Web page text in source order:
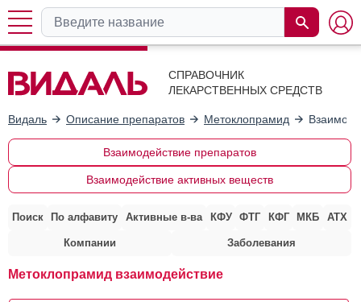
СПРАВОЧНИК
ЛЕКАРСТВЕННЫХ СРЕДСТВ
Видаль Описание препаратов Метоклопрамид
Взаимодействие препаратов
Взаимодействие активных веществ
Поиск По алфавиту Активные в-ва КФУ ФТГ КФГ МКБ АТХ
Компании Заболевания
Метоклопрамид взаимодействие